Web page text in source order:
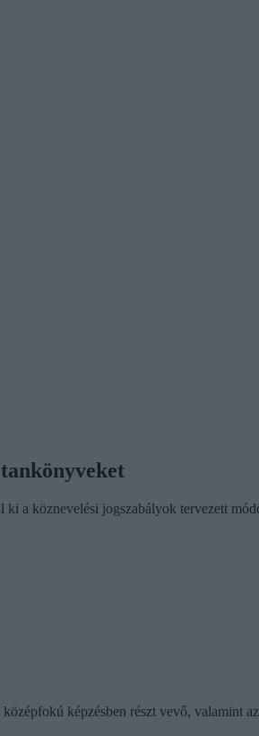
a köznevelési jogszabályok tervezett
képzésben részt vevő, valamint